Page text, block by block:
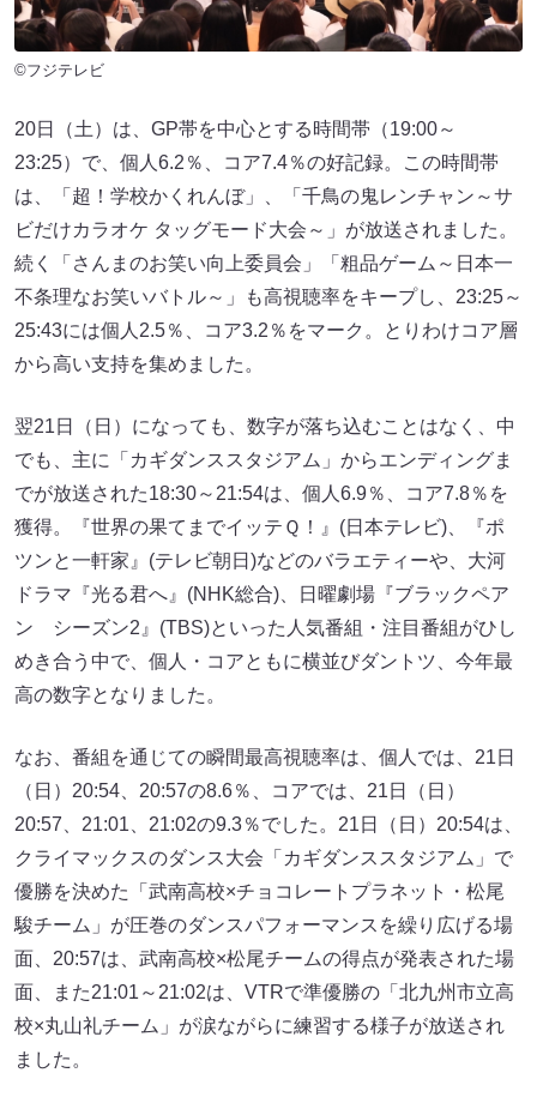
©フジテレビ
20日（土）は、GP帯を中心とする時間帯（19:00～
23:25）で、個人6.2％、コア7.4％の好記録。この時間帯
は、「超！学校かくれんぼ」、「千鳥の鬼レンチャン～サ
ビだけカラオケ タッグモード大会～」が放送されました。
続く「さんまのお笑い向上委員会」「粗品ゲーム～日本一
不条理なお笑いバトル～」も高視聴率をキープし、23:25～
25:43には個人2.5％、コア3.2％をマーク。とりわけコア層
から高い支持を集めました。
翌21日（日）になっても、数字が落ち込むことはなく、中
でも、主に「カギダンススタジアム」からエンディングま
でが放送された18:30～21:54は、個人6.9％、コア7.8％を
獲得。『世界の果てまでイッテＱ！』(日本テレビ)、『ポ
ツンと一軒家』(テレビ朝日)などのバラエティーや、大河
ドラマ『光る君へ』(NHK総合)、日曜劇場『ブラックペア
ン シーズン2』(TBS)といった人気番組・注目番組がひし
めき合う中で、個人・コアともに横並びダントツ、今年最
高の数字となりました。
なお、番組を通じての瞬間最高視聴率は、個人では、21日
（日）20:54、20:57の8.6％、コアでは、21日（日）
20:57、21:01、21:02の9.3％でした。21日（日）20:54は、
クライマックスのダンス大会「カギダンススタジアム」で
優勝を決めた「武南高校×チョコレートプラネット・松尾
駿チーム」が圧巻のダンスパフォーマンスを繰り広げる場
面、20:57は、武南高校×松尾チームの得点が発表された場
面、また21:01～21:02は、VTRで準優勝の「北九州市立高
校×丸山礼チーム」が涙ながらに練習する様子が放送され
ました。